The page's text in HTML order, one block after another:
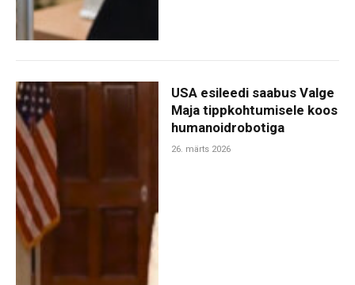
USA esileedi saabus Valge
Maja tippkohtumisele koos
humanoidrobotiga
26. märts 2026